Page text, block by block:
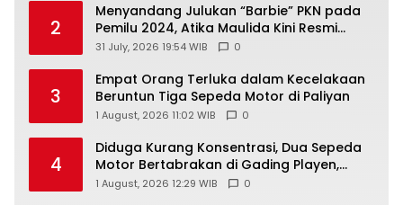
2
Menyandang Julukan “Barbie” PKN pada
Pemilu 2024, Atika Maulida Kini Resmi
Menjabat Sekretaris PIMDA PKN DIY
31 July, 2026 19:54 WIB 0
3
Empat Orang Terluka dalam Kecelakaan
Beruntun Tiga Sepeda Motor di Paliyan
1 August, 2026 11:02 WIB 0
4
Diduga Kurang Konsentrasi, Dua Sepeda
Motor Bertabrakan di Gading Playen,
Mahasiswi Meninggal
1 August, 2026 12:29 WIB 0